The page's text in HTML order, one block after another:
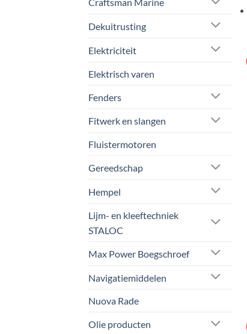
Dekuitrusting
Elektriciteit
Elektrisch varen
Fenders
Fitwerk en slangen
Fluistermotoren
Gereedschap
Hempel
Lijm- en kleeftechniek
STALOC
Max Power Boegschroef
Navigatiemiddelen
Nuova Rade
Olie producten